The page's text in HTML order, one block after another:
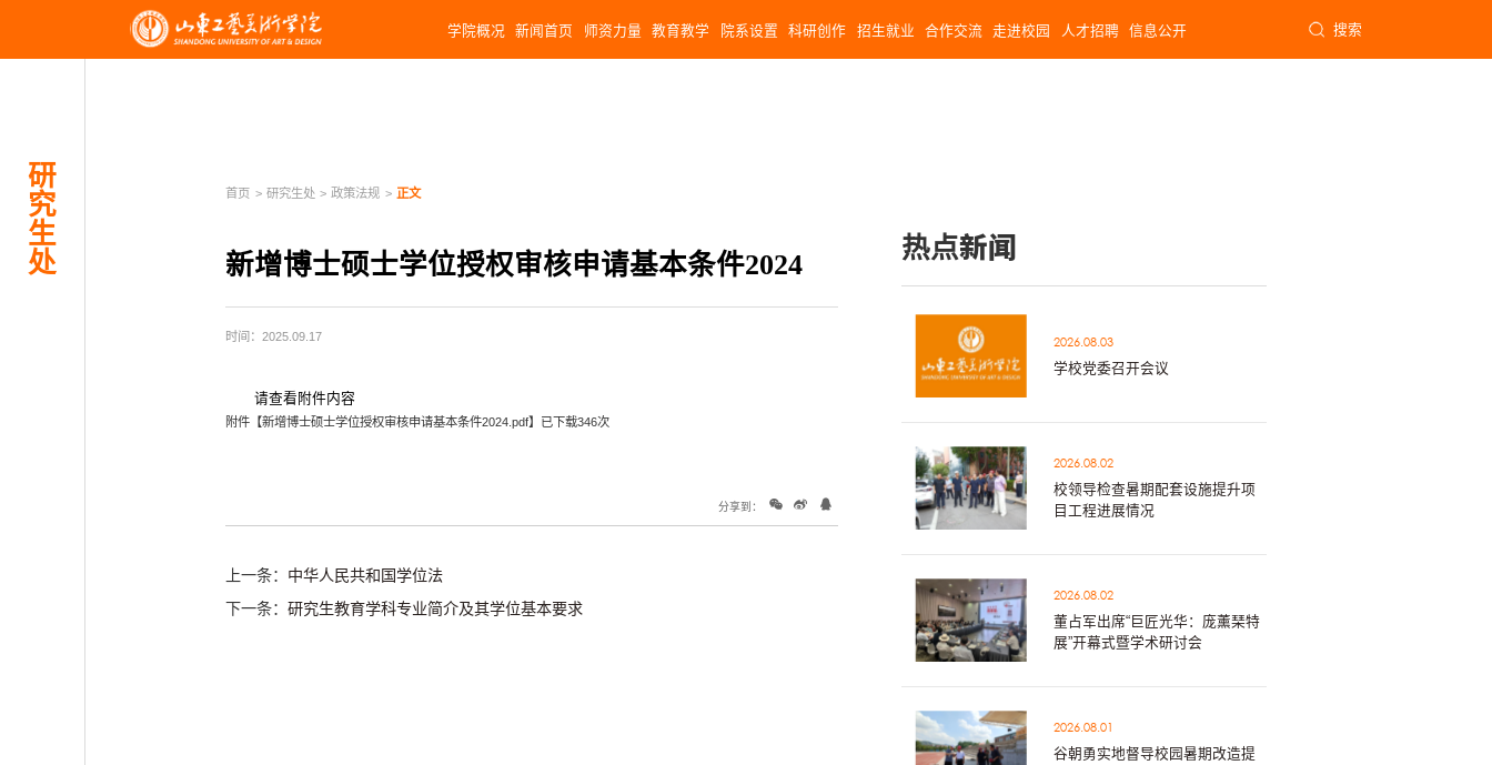
学院概况 新闻首页 师资力量 教育教学 院系设置 科研创作 招生就业 合作交流 走进校园 人才招聘 信息公开 搜索
研
究
生
处
首页 > 研究生处 > 政策法规 > 正文
新增博士硕士学位授权审核申请基本条件2024
时间：2025.09.17
请查看附件内容
附件【新增博士硕士学位授权审核申请基本条件2024.pdf】已下载346次
分享到：
上一条： 中华人民共和国学位法
下一条：研究生教育学科专业简介及其学位基本要求
热点新闻
2026.08.03
学校党委召开会议
2026.08.02
校领导检查暑期配套设施提升项
目工程进展情况
2026.08.02
董占军出席“巨匠光华：庞薰琹特
展”开幕式暨学术研讨会
2026.08.01
谷朝勇实地督导校园暑期改造提